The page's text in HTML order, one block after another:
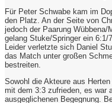
Für Peter Schwabe kam im
den Platz. An der Seite von
jedoch der Paarung Wübbena/
gelang Stuke/Springer ein 6:1/
Leider verletzte sich Daniel
das Match unter großen
bestreiten.
Sowohl die Akteure aus
mit dem 3:3 zufrieden, es war
ausgeglichenen Begegnung.